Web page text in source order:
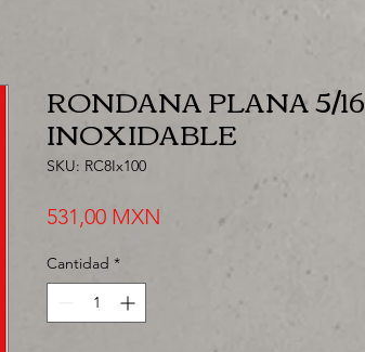
RONDANA PLANA 5/16
INOXIDABLE
SKU: RC8Ix100
531,00 MXN
Cantidad *